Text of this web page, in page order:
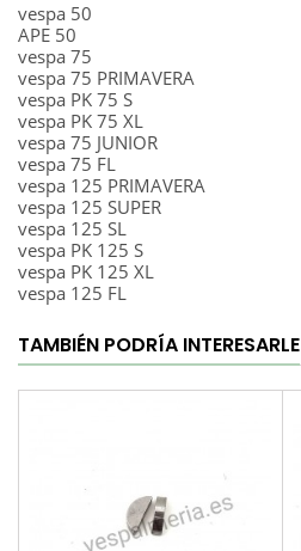
vespa 50
APE 50
vespa 75
vespa 75 PRIMAVERA
vespa PK 75 S
vespa PK 75 XL
vespa 75 JUNIOR
vespa 75 FL
vespa 125 PRIMAVERA
vespa 125 SUPER
vespa 125 SL
vespa PK 125 S
vespa PK 125 XL
vespa 125 FL
TAMBIÉN PODRÍA INTERESARLE